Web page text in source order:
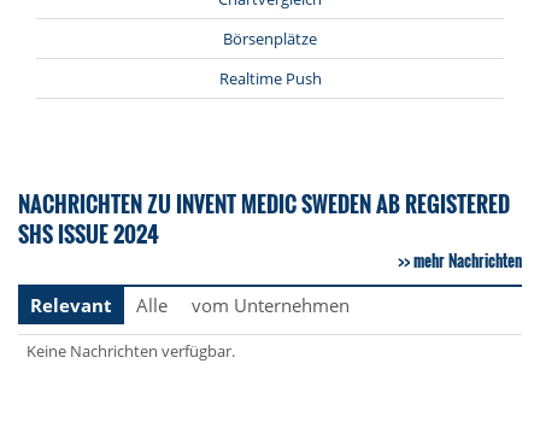
Börsenplätze
Realtime Push
NACHRICHTEN ZU INVENT MEDIC SWEDEN AB REGISTERED
SHS ISSUE 2024
mehr Nachrichten
Relevant
Alle vom Unternehmen
Keine Nachrichten verfügbar.